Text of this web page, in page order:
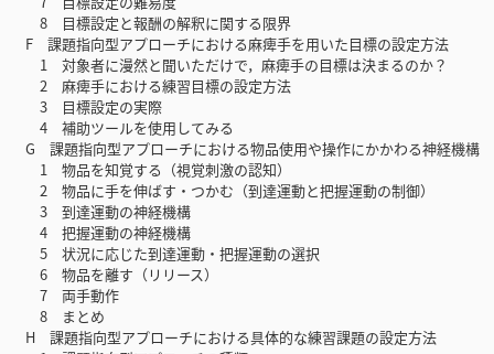
8 目標設定と報酬の解釈に関する限界
F 課題指向型アプローチにおける麻痺手を用いた目標の設定方法
1 対象者に漫然と聞いただけで，麻痺手の目標は決まるのか？
2 麻痺手における練習目標の設定方法
3 目標設定の実際
4 補助ツールを使用してみる
G 課題指向型アプローチにおける物品使用や操作にかかわる神経機構
1 物品を知覚する（視覚刺激の認知）
2 物品に手を伸ばす・つかむ（到達運動と把握運動の制御）
3 到達運動の神経機構
4 把握運動の神経機構
5 状況に応じた到達運動・把握運動の選択
6 物品を離す（リリース）
7 両手動作
8 まとめ
H 課題指向型アプローチにおける具体的な練習課題の設定方法